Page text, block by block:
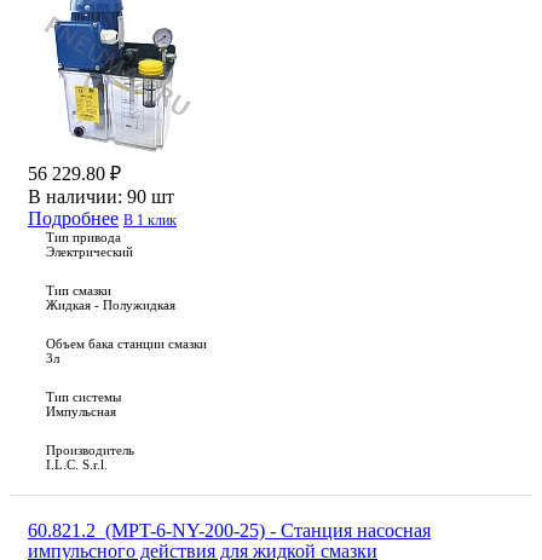
56 229.80 ₽
В наличии: 90 шт
Подробнее В 1 клик
Тип привода
Электрический
Тип смазки
Жидкая - Полужидкая
Объем бака станции смазки
3л
Тип системы
Импульсная
Производитель
I.L.C. S.r.l.
60.821.2_(MPT-6-NY-200-25) - Станция насосная
импульсного действия для жидкой смазки